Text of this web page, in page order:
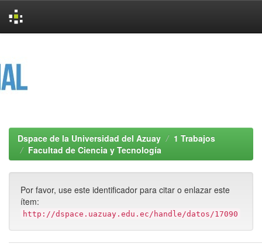
Dspace de la Universidad del Azuay
1 Trabajos
Facultad de Ciencia y Tecnología
Por favor, use este identificador para citar o enlazar este
ítem:
http://dspace.uazuay.edu.ec/handle/datos/17090